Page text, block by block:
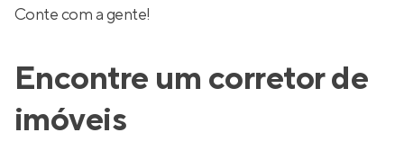
Conte com a gente!
Encontre um corretor de
imóveis